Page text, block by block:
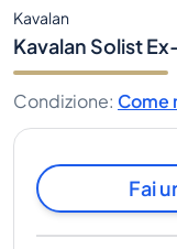
Kavalan
Kavalan Solist
Condizione: Come
Fai